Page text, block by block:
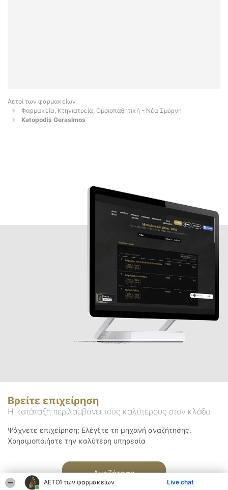
ΑΕΤΟΊ των φαρμακείων Live chat
Αετοί των φαρμακείων
Φαρμακεία, Κτηνιατρεία, Ομοιοπαθητική - Νέα Σμύρνη
Katopodis Gerasimos
Βρείτε επιχείρηση
Η κατάταξη περιλαμβάνει τους καλύτερους στον κλάδο
Ψάχνετε επιχείρηση; Ελέγξτε τη μηχανή αναζήτησης.
Χρησιμοποιήστε την καλύτερη υπηρεσία
Αναζήτηση